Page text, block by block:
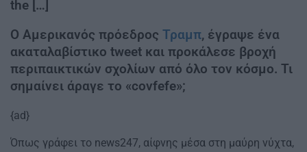
the […]
Ο Αμερικανός πρόεδρος Τραμπ, έγραψε ένα
ακαταλαβίστικο tweet και προκάλεσε βροχή
περιπαικτικών σχολίων από όλο τον κόσμο. Τι
σημαίνει άραγε το «covfefe»;
{ad}
Όπως γράφει το news247, αίφνης μέσα στη μαύρη νύχτα,